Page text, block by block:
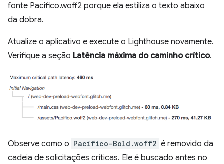
fonte Pacifico.woff2 porque ela estiliza o texto abaixo
da dobra.
Atualize o aplicativo e execute o Lighthouse novamente.
Verifique a seção Latência máxima do caminho crítico.
Observe como o Pacifico-Bold.woff2 é removido da
cadeia de solicitações críticas. Ele é buscado antes no